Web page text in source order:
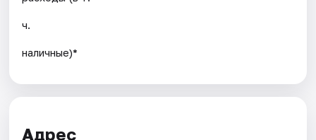
ч.
наличные)*
Адрес